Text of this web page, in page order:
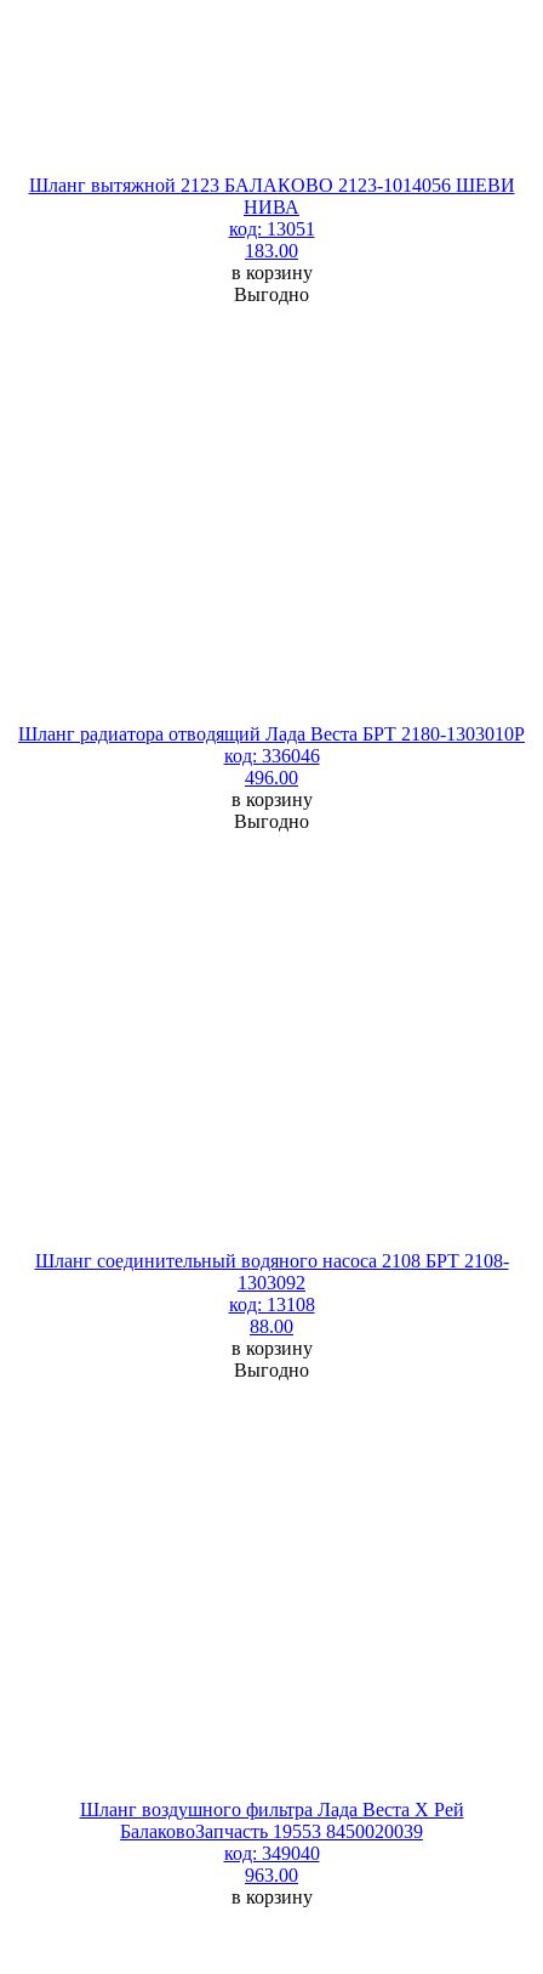
Шланг вытяжной 2123 БАЛАКОВО 2123-1014056 ШЕВИ
НИВА
код: 13051
183.00
в корзину
Выгодно
Шланг радиатора отводящий Лада Веста БРТ 2180-1303010P
код: 336046
496.00
в корзину
Выгодно
Шланг соединительный водяного насоса 2108 БРТ 2108-
1303092
код: 13108
88.00
в корзину
Выгодно
Шланг воздушного фильтра Лада Веста Х Рей
БалаковоЗапчасть 19553 8450020039
код: 349040
963.00
в корзину